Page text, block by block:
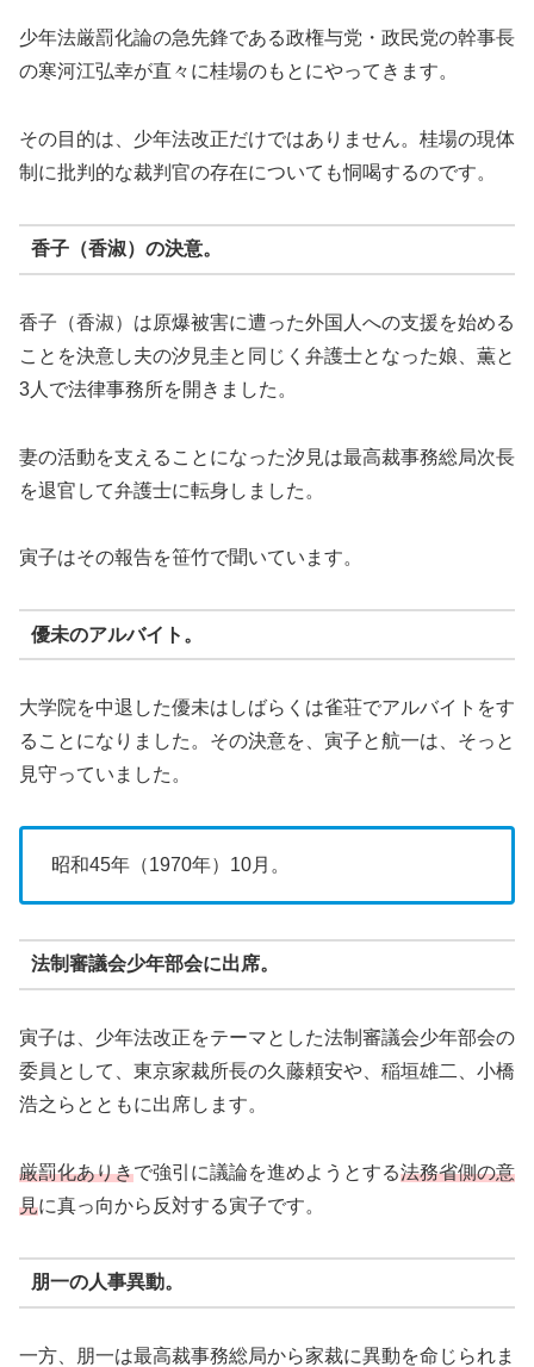
少年法厳罰化論の急先鋒である政権与党・政民党の幹事長
の寒河江弘幸が直々に桂場のもとにやってきます。
その目的は、少年法改正だけではありません。桂場の現体
制に批判的な裁判官の存在についても恫喝するのです。
香子（香淑）の決意。
香子（香淑）は原爆被害に遭った外国人への支援を始める
ことを決意し夫の汐見圭と同じく弁護士となった娘、薫と
3人で法律事務所を開きました。
妻の活動を支えることになった汐見は最高裁事務総局次長
を退官して弁護士に転身しました。
寅子はその報告を笹竹で聞いています。
優未のアルバイト。
大学院を中退した優未はしばらくは雀荘でアルバイトをす
ることになりました。その決意を、寅子と航一は、そっと
見守っていました。
昭和45年（1970年）10月。
法制審議会少年部会に出席。
寅子は、少年法改正をテーマとした法制審議会少年部会の
委員として、東京家裁所長の久藤頼安や、稲垣雄二、小橋
浩之らとともに出席します。
厳罰化ありきで強引に議論を進めようとする法務省側の意
見に真っ向から反対する寅子です。
朋一の人事異動。
一方、朋一は最高裁事務総局から家裁に異動を命じられま